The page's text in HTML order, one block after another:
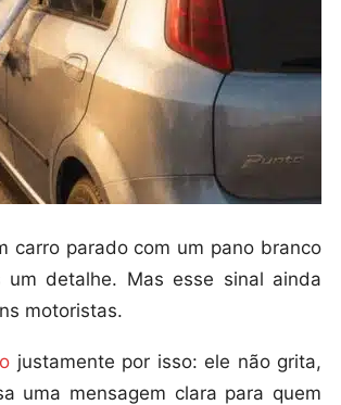
carro parado com um pano branco
detalhe. Mas esse sinal ainda
motoristas.
justamente por isso: ele não grita,
uma mensagem clara para quem